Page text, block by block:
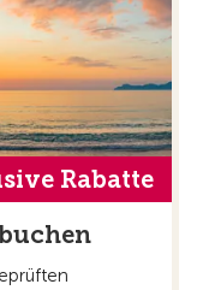
Rabatte